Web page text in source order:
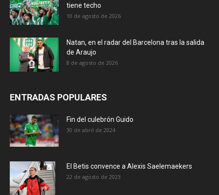
tiene techo
10 de agosto de 2026
Natan, en el radar del Barcelona tras la salida
de Araujo
8 de agosto de 2026
ENTRADAS POPULARES
Fin del culebrón Guido
30 de abril de 2024
El Betis convence a Alexis Saelemaekers
22 de agosto de 2023